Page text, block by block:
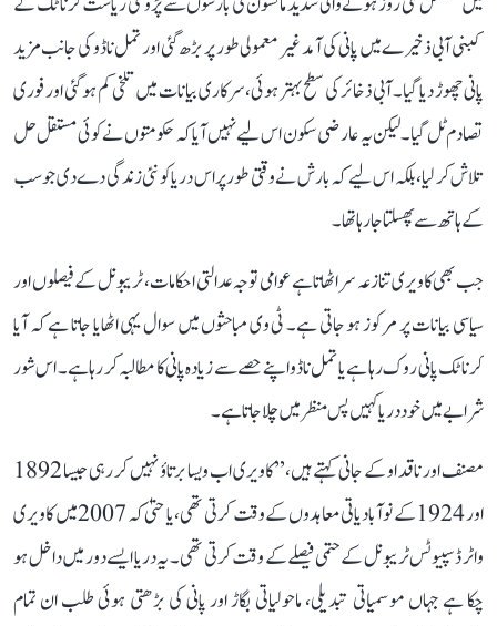
کبنی آبی ذخیرے میں پانی کی آمد غیر معمولی طور پر بڑھ گئی اور تمل ناڈو کی جانب مزید
پانی چھوڑ دیا گیا۔ آبی ذخائر کی سطح بہتر ہوئی، سرکاری بیانات میں تلخی کم ہو گئی اور فوری
تصادم ٹل گیا۔ لیکن یہ عارضی سکون اس لیے نہیں آیا کہ حکومتوں نے کوئی مستقل حل
تلاش کر لیا، بلکہ اس لیے کہ بارش نے وقتی طور پر اس دریا کو نئی زندگی دے دی جو سب
کے ہاتھ سے پھسلتا جا رہا تھا۔
جب بھی کاویری تنازعہ سر اٹھاتا ہے عوامی توجہ عدالتی احکامات، ٹریبونل کے فیصلوں اور
سیاسی بیانات پر مرکوز ہو جاتی ہے۔ ٹی وی مباحثوں میں سوال یہی اٹھایا جاتا ہے کہ آیا
کرناٹک پانی روک رہا ہے یا تمل ناڈو اپنے حصے سے زیادہ پانی کا مطالبہ کر رہا ہے۔ اس شور
شرابے میں خود دریا کہیں پس منظر میں چلا جاتا ہے۔
مصنف اور ناقد او کے جانی کہتے ہیں، ’’کاویری اب ویسا برتاؤ نہیں کر رہی جیسا 1892
اور 1924 کے نوآبادیاتی معاہدوں کے وقت کرتی تھی، یا حتیٰ کہ 2007 میں کاویری
واٹر ڈسپیوٹس ٹریبونل کے حتمی فیصلے کے وقت کرتی تھی۔ یہ دریا ایسے دور میں داخل ہو
چکا ہے جہاں موسمیاتی تبدیلی، ماحولیاتی بگاڑ اور پانی کی بڑھتی ہوئی طلب ان تمام